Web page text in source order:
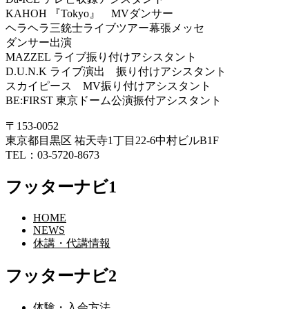
KAHOH 『Tokyo』 MVダンサー
ヘラヘラ三銃士ライブツアー幕張メッセ
ダンサー出演
MAZZEL ライブ振り付けアシスタント
D.U.N.K ライブ演出 振り付けアシスタント
スカイピース MV振り付けアシスタント
BE:FIRST 東京ドーム公演振付アシスタント
〒153-0052
東京都目黒区 祐天寺1丁目22-6中村ビルB1F
TEL：03-5720-8673
フッターナビ1
HOME
NEWS
休講・代講情報
フッターナビ2